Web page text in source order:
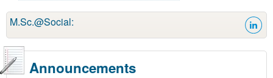
M.Sc.@Social:
Announcements